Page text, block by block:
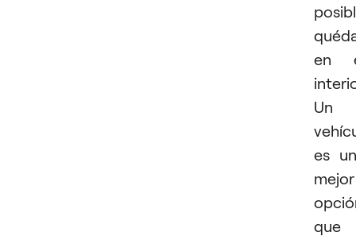
en
Un
es
mejor
que